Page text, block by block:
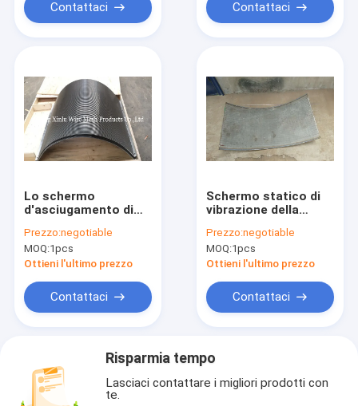
Contattaci Contattaci
Lo schermo
d'asciugamento di
riveste lo schermo di
pannelli curvo del
tamburo dell'acqua di
Prezzo:negotiable
MOQ:1pcs
Ottieni l'ultimo prezzo
Contattaci
Schermo statico di
vibrazione della
setaccio un'anti
ruggine da 45 gradi
per il filtraggio
Prezzo:negotiable
MOQ:1pcs
Ottieni l'ultimo prezzo
Contattaci
Risparmia tempo
Lasciaci contattare i migliori prodotti con
te.